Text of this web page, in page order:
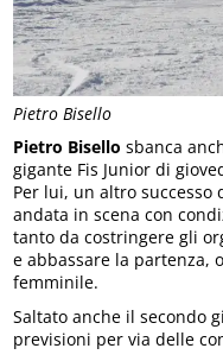
Pietro Bisello
Pietro Bisello sbanca
gigante Fis Junior di
Per lui, un altro successo
andata in scena con
tanto da costringere gli
e abbassare la partenza,
femminile.
Saltato anche il secondo
previsioni per via delle